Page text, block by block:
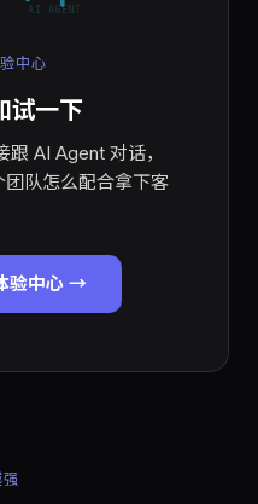
AI AGENT
中心
试一下
AI Agent 对话，
队怎么配合拿下客
验中心 →